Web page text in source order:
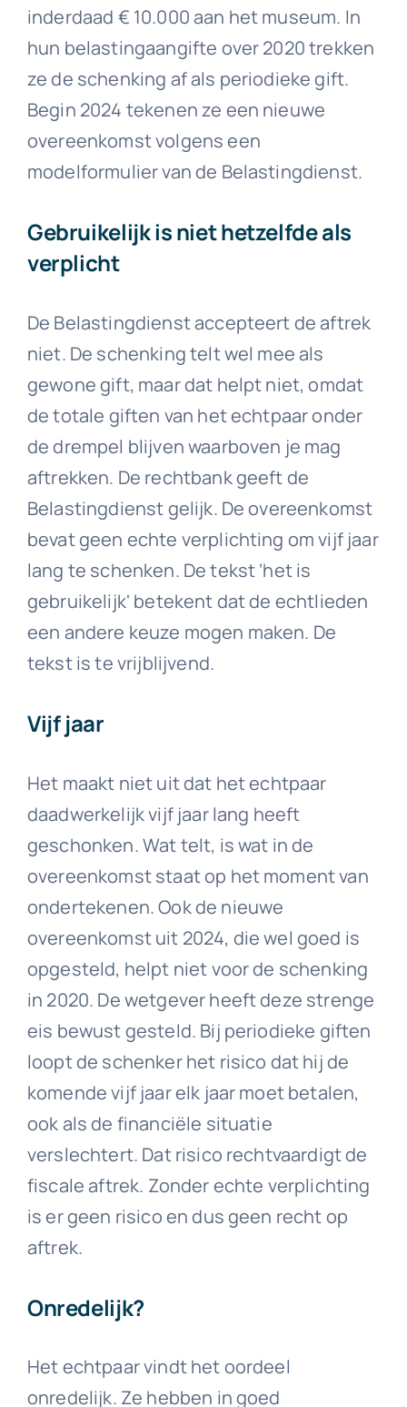
inderdaad € 10.000 aan het museum. In
hun belastingaangifte over 2020 trekken
ze de schenking af als periodieke gift.
Begin 2024 tekenen ze een nieuwe
overeenkomst volgens een
modelformulier van de Belastingdienst.
Gebruikelijk is niet hetzelfde als
verplicht
De Belastingdienst accepteert de aftrek
niet. De schenking telt wel mee als
gewone gift, maar dat helpt niet, omdat
de totale giften van het echtpaar onder
de drempel blijven waarboven je mag
aftrekken. De rechtbank geeft de
Belastingdienst gelijk. De overeenkomst
bevat geen echte verplichting om vijf jaar
lang te schenken. De tekst ‘het is
gebruikelijk' betekent dat de echtlieden
een andere keuze mogen maken. De
tekst is te vrijblijvend.
Vijf jaar
Het maakt niet uit dat het echtpaar
daadwerkelijk vijf jaar lang heeft
geschonken. Wat telt, is wat in de
overeenkomst staat op het moment van
ondertekenen. Ook de nieuwe
overeenkomst uit 2024, die wel goed is
opgesteld, helpt niet voor de schenking
in 2020. De wetgever heeft deze strenge
eis bewust gesteld. Bij periodieke giften
loopt de schenker het risico dat hij de
komende vijf jaar elk jaar moet betalen,
ook als de financiële situatie
verslechtert. Dat risico rechtvaardigt de
fiscale aftrek. Zonder echte verplichting
is er geen risico en dus geen recht op
aftrek.
Onredelijk?
Het echtpaar vindt het oordeel
onredelijk. Ze hebben in goed